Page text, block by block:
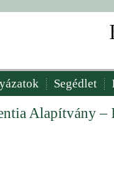
Segédlet
Alapítvány –